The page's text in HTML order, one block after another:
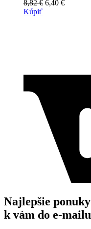
8,82 € 6,40 €
Kúpiť
Najlepšie ponuky
k vám do e-mailu